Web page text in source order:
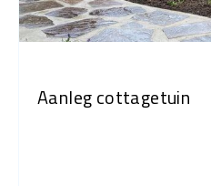
Aanleg cottagetuin